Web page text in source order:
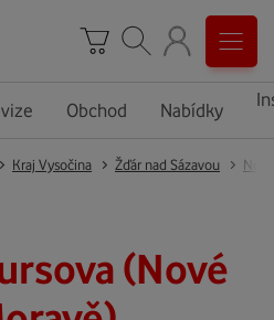
Obchod Nabídky
Kraj Vysočina Žďár nad Sázavou
(Nové